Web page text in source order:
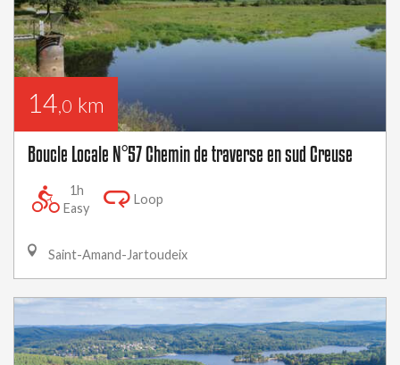
14,0 km
Boucle Locale N°57 Chemin de traverse en sud Creuse
1h
Easy
Loop
Saint-Amand-Jartoudeix